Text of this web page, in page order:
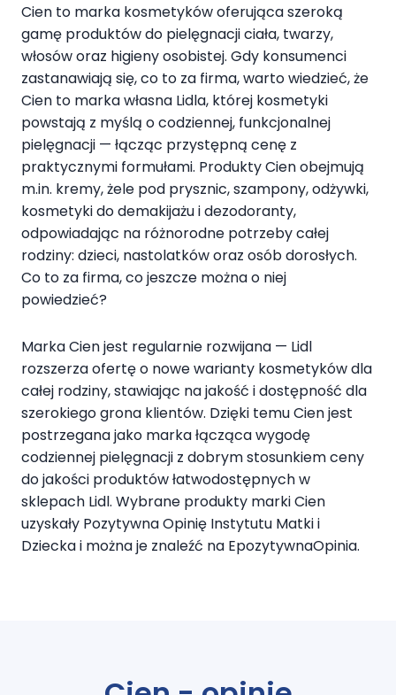
Cien to marka kosmetyków oferująca szeroką
gamę produktów do pielęgnacji ciała, twarzy,
włosów oraz higieny osobistej. Gdy konsumenci
zastanawiają się, co to za firma, warto wiedzieć, że
Cien to marka własna Lidla, której kosmetyki
powstają z myślą o codziennej, funkcjonalnej
pielęgnacji — łącząc przystępną cenę z
praktycznymi formułami. Produkty Cien obejmują
m.in. kremy, żele pod prysznic, szampony, odżywki,
kosmetyki do demakijażu i dezodoranty,
odpowiadając na różnorodne potrzeby całej
rodziny: dzieci, nastolatków oraz osób dorosłych.
Co to za firma, co jeszcze można o niej
powiedzieć?
Marka Cien jest regularnie rozwijana — Lidl
rozszerza ofertę o nowe warianty kosmetyków dla
całej rodziny, stawiając na jakość i dostępność dla
szerokiego grona klientów. Dzięki temu Cien jest
postrzegana jako marka łącząca wygodę
codziennej pielęgnacji z dobrym stosunkiem ceny
do jakości produktów łatwodostępnych w
sklepach Lidl. Wybrane produkty marki Cien
uzyskały Pozytywna Opinię Instytutu Matki i
Dziecka i można je znaleźć na EpozytywnaOpinia.